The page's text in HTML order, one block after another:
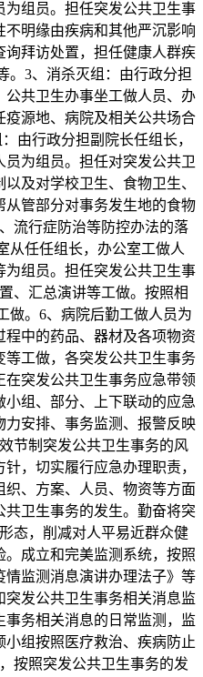
组员。担任突发公共卫生事
明缘由疾病和其他严沉影响
拜访处置，担任健康人群疾
。3、消杀灭组：由行政分担
共卫生办事坐工做人员、办
源地、病院及相关公共场合
由行政分担副院长任组长，
为组员。担任对突发公共卫
及对学校卫生、食物卫生、
管部分对事务发生地的食物
流行症防治等防控办法的落
从任任组长，办公室工做人
为组员。担任突发公共卫生事
、汇总演讲等工做。按照相
做。6、病院后勤工做人员为
中的药品、器材及各项物资
工做，各突发公共卫生事务
突发公共卫生事务应急带领
组、部分、上下联动的应急
安排、事务监测、报警反映
节制突发公共卫生事务的风
，切实履行应急办理职责，
、方案、人员、物资等方面
卫生事务的发生。勤奋将突
态，削减对人平易近群众健
成立和完美监测系统，按照
情监测消息演讲办理法子》等
发公共卫生事务相关消息监
务相关消息的日常监测，监
组按照医疗救治、疾病防止
按照突发公共卫生事务的发